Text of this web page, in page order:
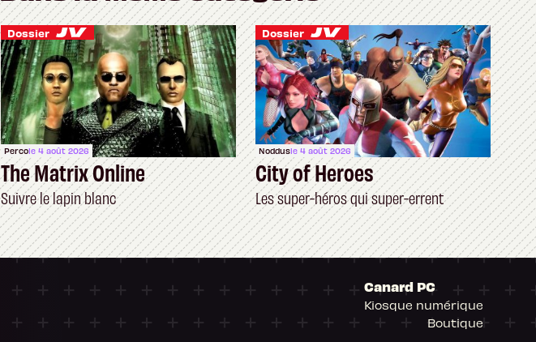
Dossier
Percole 4 août 2026
The Matrix Online
Suivre le lapin blanc
Dossier
Noddusle 4 août 2026
City of Heroes
Les super-héros qui super-errent
Canard PC
Kiosque numérique
Boutique